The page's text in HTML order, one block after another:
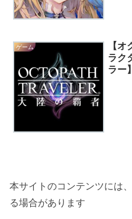
ゲーム
【
ラク
ラー】
本サイトのコンテンツには
る場合があります